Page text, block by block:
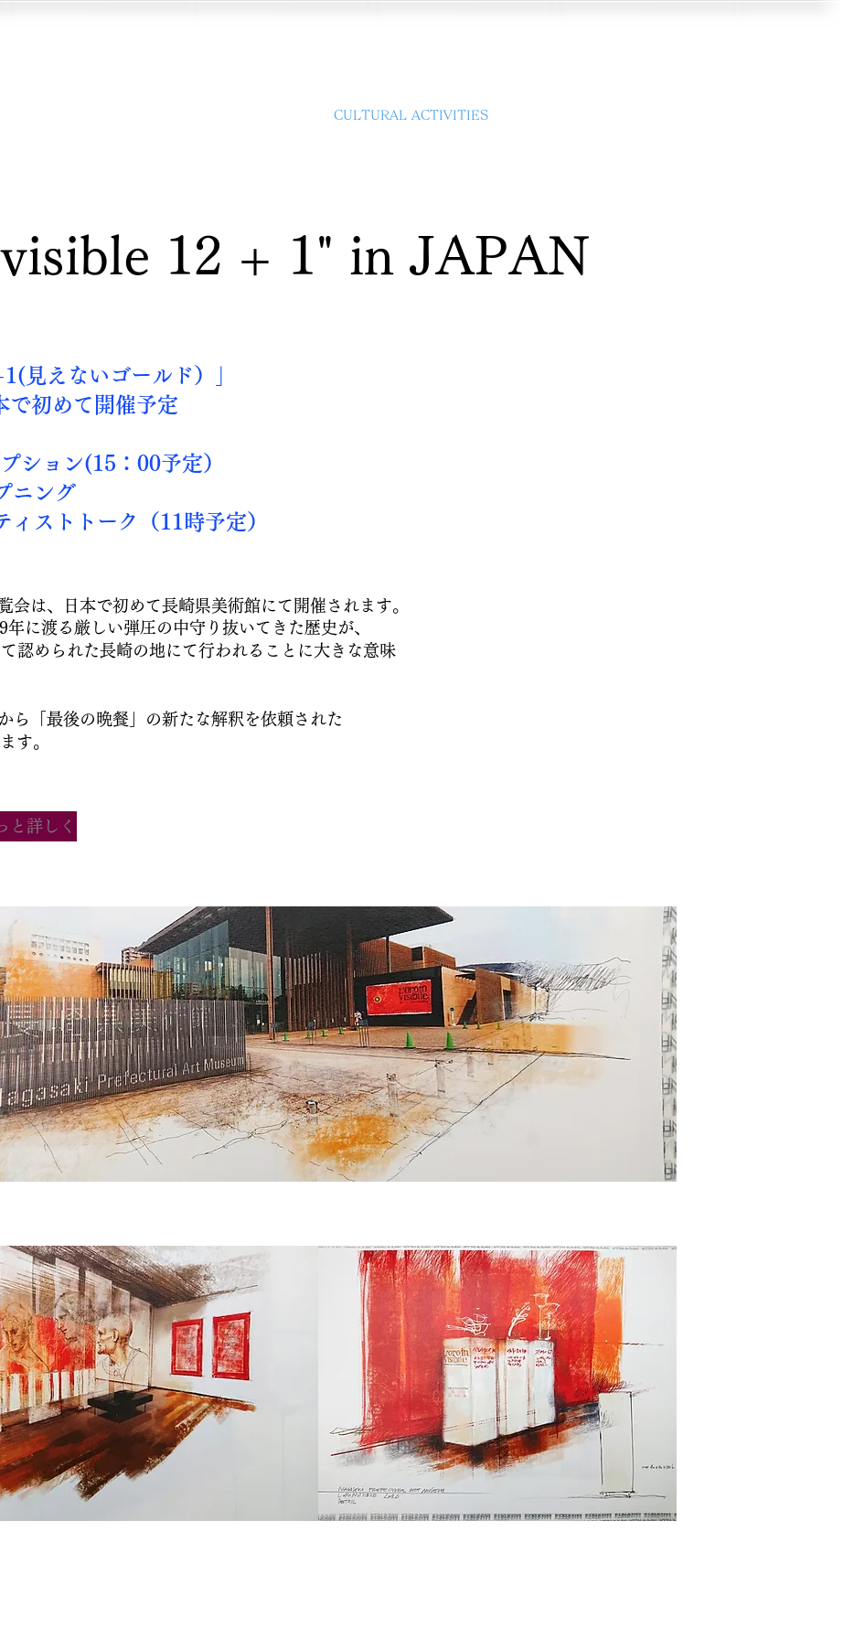
CULTURAL ACTIVITIES
12 + 1" in JAPAN
見えないゴールド）」
で初めて開催予定
ション(15：00予定）
ング
トーク（11時予定）
会は、日本で初めて長崎県美術館にて開催されます。
に渡る厳しい弾圧の中守り抜いてきた歴史が、
認められた長崎の地にて行われることに大きな意味
ら「最後の晩餐」の新たな解釈を依頼された
ます。
詳しく